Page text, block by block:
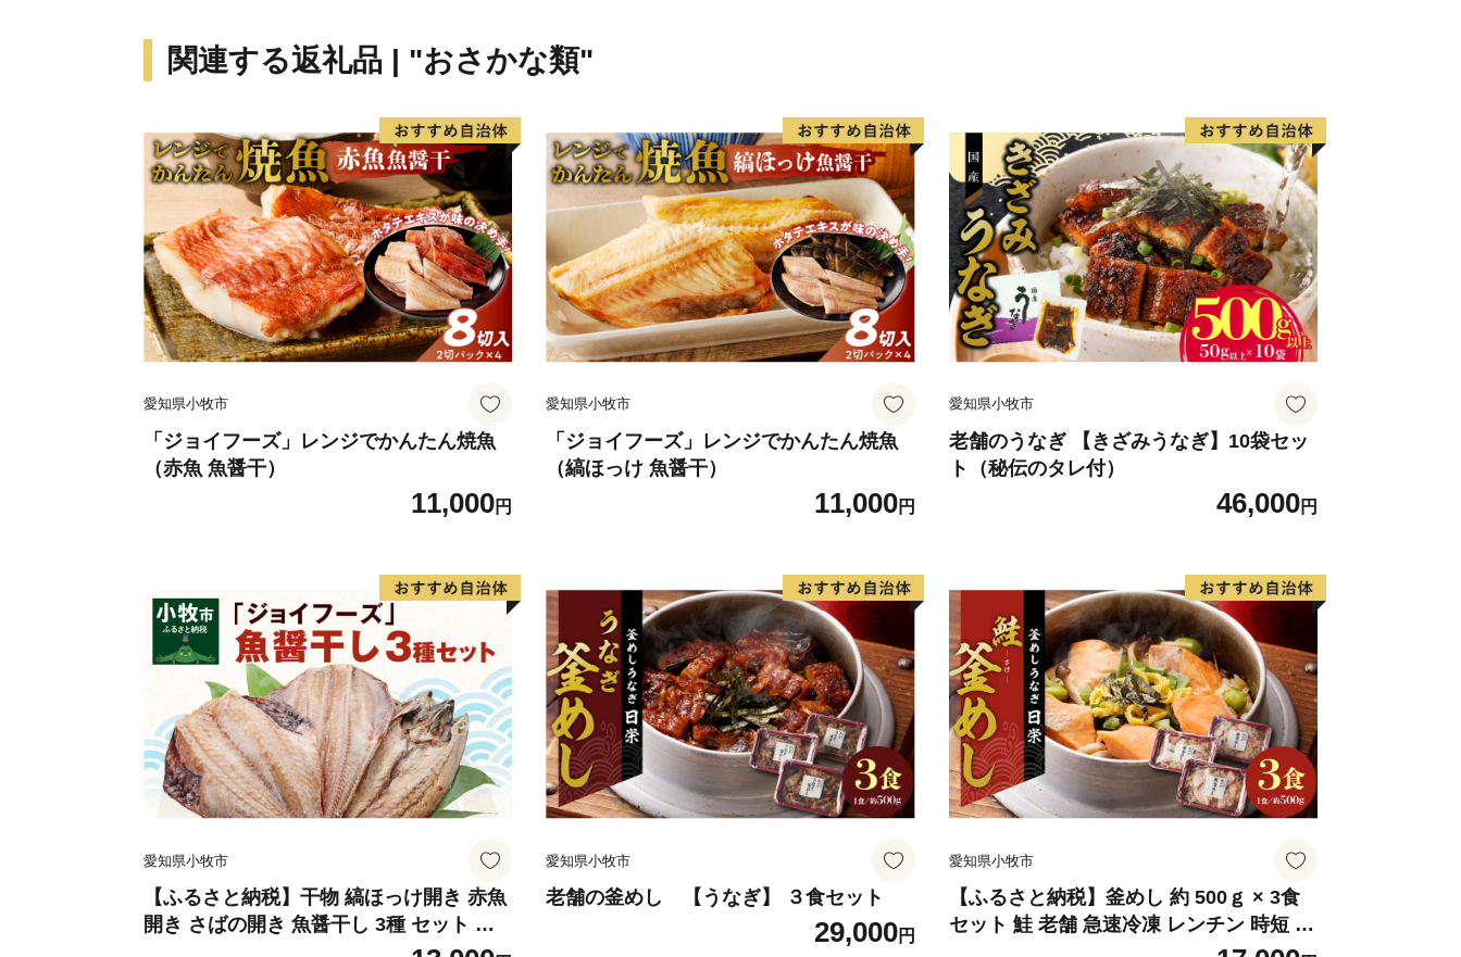
の中、手作りの工芸品や加工食品が製造されており、職人たちが住
む「クラフト」のまちです。
伊予市の西部の海岸線沿いを中心に広がる双海町は、「しずむ夕日
が立ち止まる町」として、伊予灘に沈む美しい夕日を活かしたまち
づくりに取り組んできました。水産業が盛んな地域で、中でも下灘
漁港で水揚げされるハモが有名です。他にタイ、サワラ、マナガツ
オ、イワシなどの様々な魚介類が水揚げされています。双海町には
して知られ、度々テレビで紹介される有名観光地となった下灘駅が
あり、夏を中心として多くの方でにぎわっています。
三者三様の風土、文化が融和する伊予市にぜひ一度お越しくださ
関連する返礼品 | "おさかな類"
愛知県小牧市
「ジョイフーズ」レンジでかんたん焼魚
（赤魚 魚醤干）
11,000円
愛知県小牧市
「ジョイフーズ」レンジでかんたん焼魚
（縞ほっけ 魚醤干）
11,000円
愛知県小牧市
老舗のうなぎ 【きざみうなぎ】10袋セッ
ト（秘伝のタレ付）
46,000円
愛知県小牧市
【ふるさと納税】干物 縞ほっけ開き 赤魚
開き さばの開き 魚醤干し 3種 セット 詰
め合わせ 魚 おかず 肉厚 おいしい さば 赤
愛知県小牧市
老舗の釜めし 【うなぎ】 ３食セット
29,000円
愛知県小牧市
【ふるさと納税】釜めし 約 500ｇ × 3食
セット 鮭 老舗 急速冷凍 レンチン 時短 簡
単調理 食品 加工品 海鮮 手作り ほくほく